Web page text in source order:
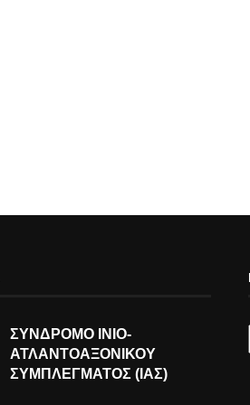
ΣΥΝΔΡΟΜΟ ΙΝΙΟ-
ΑΤΛΑΝΤΟΑΞΟΝΙΚΟΥ
ΣΥΜΠΛΕΓΜΑΤΟΣ (ΙΑΣ)